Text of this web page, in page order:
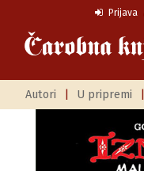
Prijava
Autori U pripremi